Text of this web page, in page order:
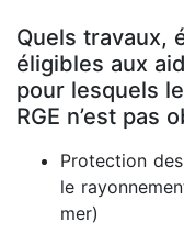
Quels travaux,
éligibles aux
pour lesquels
RGE n’est pas
Protection
le
mer)